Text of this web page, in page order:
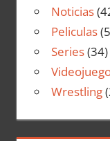
Noticias
Peliculas
Series(34)
Wrestling